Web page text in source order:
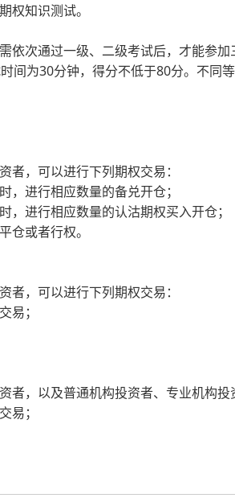
权知识测试。
依次通过一级、二级考试后，才能参
间为30分钟，得分不低于80分。不同
者，可以进行下列期权交易：
，进行相应数量的备兑开仓；
，进行相应数量的认沽期权买入开仓；
仓或者行权。
者，可以进行下列期权交易：
易；
者，以及普通机构投资者、专业机构投
易；